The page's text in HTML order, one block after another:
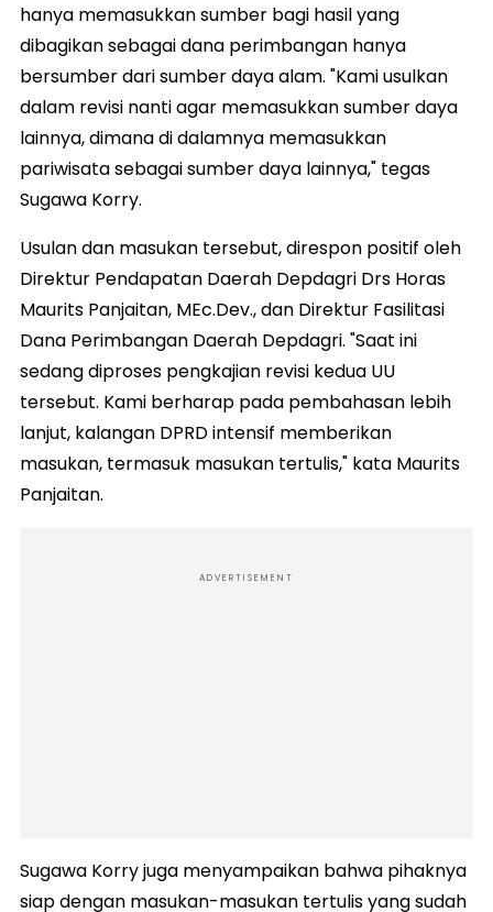
hanya memasukkan sumber bagi hasil yang
dibagikan sebagai dana perimbangan hanya
bersumber dari sumber daya alam. "Kami usulkan
dalam revisi nanti agar memasukkan sumber daya
lainnya, dimana di dalamnya memasukkan
pariwisata sebagai sumber daya lainnya," tegas
Sugawa Korry.
Usulan dan masukan tersebut, direspon positif oleh
Direktur Pendapatan Daerah Depdagri Drs Horas
Maurits Panjaitan, MEc.Dev., dan Direktur Fasilitasi
Dana Perimbangan Daerah Depdagri. "Saat ini
sedang diproses pengkajian revisi kedua UU
tersebut. Kami berharap pada pembahasan lebih
lanjut, kalangan DPRD intensif memberikan
masukan, termasuk masukan tertulis," kata Maurits
Panjaitan.
ADVERTISEMENT
Sugawa Korry juga menyampaikan bahwa pihaknya
siap dengan masukan-masukan tertulis yang sudah